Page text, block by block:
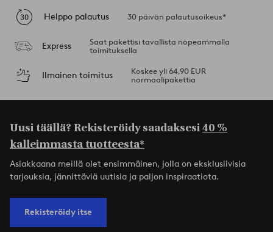
Helppo palautus 30 päivän palautusoikeus*
Express
Saat pakettisi tavallista nopeammalla
toimituksella
Ilmainen toimitus
Koskee yli 64,90 EUR
normaalipakettia
Uusi täällä? Rekisteröidy saadaksesi40 %
kalleimmasta tuotteesta*
Asiakkaana meillä olet ensimmäinen, jolla on eksklusiivisia
tarjouksia, jännittäviä uutisia ja paljon inspiraatiota.
Rekisteröidy itse